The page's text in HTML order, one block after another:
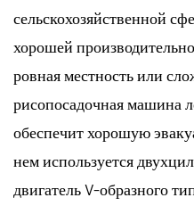
сельскохозяйственной
хорошей
ровная местность или
рисопосадочная машина
обеспечит хорошую
нем используется
двигатель V-образного